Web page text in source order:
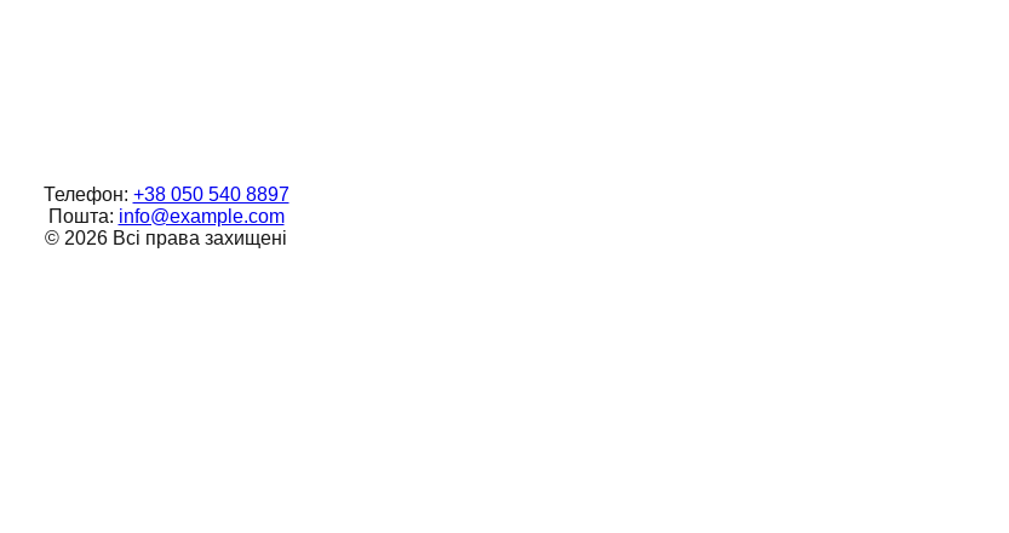
Телефон: +38 050 540 8897
Пошта: info@example.com
© 2026 Всі права захищені